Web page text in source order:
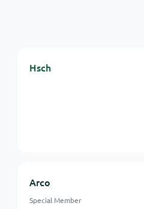
Hsch
Arco
Special Member